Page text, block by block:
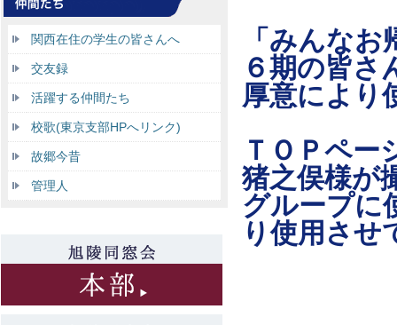
関西在住の学生の皆さんへ
交友録
活躍する仲間たち
校歌(東京支部HPへリンク)
故郷今昔
管理人
「みんな
６期の皆
厚意により
ＴＯＰペー
猪之俣様が
グループに
り使用させ